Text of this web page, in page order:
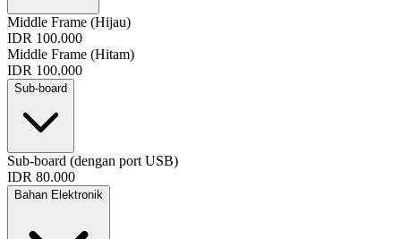
Middle Frame (Hijau)
IDR 100.000
Middle Frame (Hitam)
IDR 100.000
Sub-board
Sub-board (dengan port USB)
IDR 80.000
Bahan Elektronik